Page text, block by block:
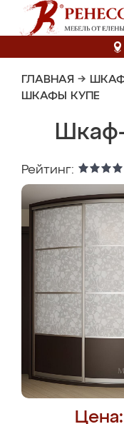
ГЛАВНАЯ →
ШКАФЫ КУПЕ
Рейтинг: